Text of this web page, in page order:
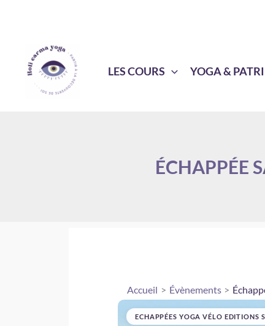
LES COURS YOGA &
ÉCHAPPÉE
Accueil Évènements
ECHAPPÉES YOGA VÉLO EDITIONS